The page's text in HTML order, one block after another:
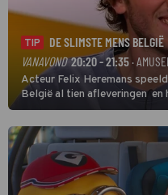
TIP
DE SLIMSTE MENS BELGIË
VANAVOND 20:20 - 21:35·
Acteur Felix Heremans
België al tien afleveringen en
deze seizoensfinale. En er is
Soundos El Ahmadi neemt